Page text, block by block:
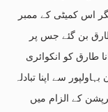
اس کمیٹی کے ممبر
بن گئے جس پر
طارق کو انکوائری
سے اپنا تبادلہ
کے الزام میں